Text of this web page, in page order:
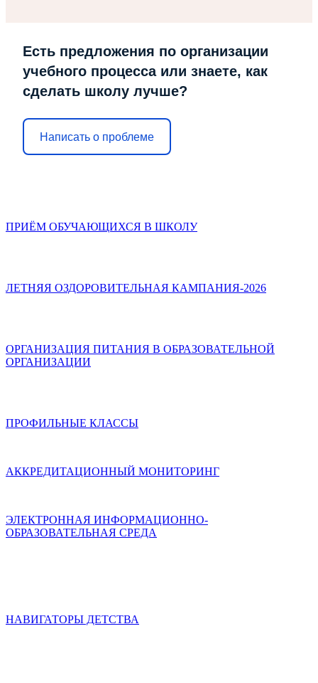
Есть предложения по организации
учебного процесса или знаете, как
сделать школу лучше?
Написать о проблеме
ПРИЁМ ОБУЧАЮЩИХСЯ В ШКОЛУ
ЛЕТНЯЯ ОЗДОРОВИТЕЛЬНАЯ КАМПАНИЯ-2026
ОРГАНИЗАЦИЯ ПИТАНИЯ В ОБРАЗОВАТЕЛЬНОЙ
ОРГАНИЗАЦИИ
ПРОФИЛЬНЫЕ КЛАССЫ
АККРЕДИТАЦИОННЫЙ МОНИТОРИНГ
ЭЛЕКТРОННАЯ ИНФОРМАЦИОННО-
ОБРАЗОВАТЕЛЬНАЯ СРЕДА
НАВИГАТОРЫ ДЕТСТВА